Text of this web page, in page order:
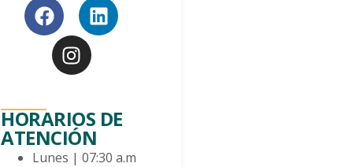
HORARIOS DE
ATENCIÓN
Lunes | 07:30 a.m